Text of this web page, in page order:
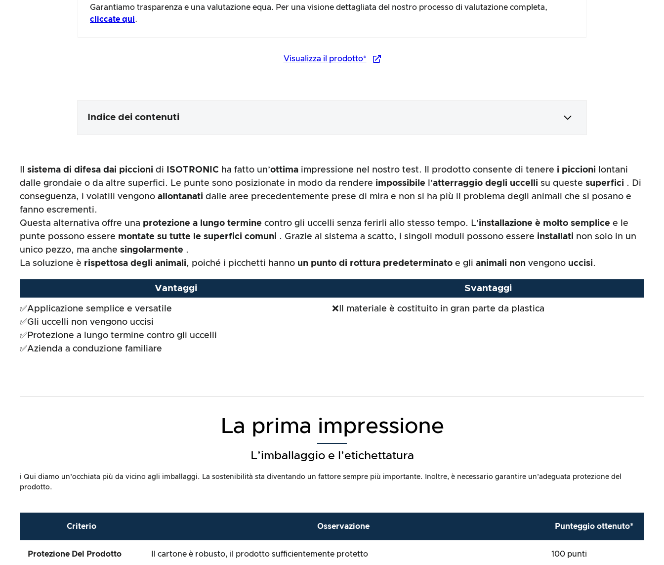
Garantiamo trasparenza e una valutazione equa. Per una visione dettagliata del nostro processo di valutazione completa,
cliccate qui.
Visualizza il prodotto*
Indice dei contenuti
Lavorazione e aspetto del prodotto
Rapporto prezzo/prestazioni
Risultato complessivo
sistema di difesa dai piccioni di ISOTRONIC ha fatto un’ottima impressione nel nostro test. Il prodotto consente di tenere i piccioni lontani
dalle grondaie o da altre superfici. Le punte sono posizionate in modo da rendere impossibile l’atterraggio degli uccelli su queste superfici . Di
conseguenza, i volatili vengono allontanati dalle aree precedentemente prese di mira e non si ha più il problema degli animali che si posano e
fanno escrementi.
Questa alternativa offre una protezione a lungo termine contro gli uccelli senza ferirli allo stesso tempo. L’installazione è molto semplice e le
punte possono essere montate su tutte le superfici comuni . Grazie al sistema a scatto, i singoli moduli possono essere installati non solo in un
unico pezzo, ma anche singolarmente .
La soluzione è rispettosa degli animali, poiché i picchetti hanno un punto di rottura predeterminato e gli animali non vengono uccisi.
Vantaggi
✅Applicazione semplice e versatile
✅Gli uccelli non vengono uccisi
✅Protezione a lungo termine contro gli uccelli
✅Azienda a conduzione familiare
Svantaggi
❌Il materiale è costituito in gran parte da plastica
La prima impressione
L’imballaggio e l’etichettatura
ℹ️ Qui diamo un’occhiata più da vicino agli imballaggi. La sostenibilità sta diventando un fattore sempre più importante. Inoltre, è necessario garantire un’adeguata protezione del
prodotto.
Criterio Osservazione Punteggio ottenuto*
Protezione Del Prodotto Il cartone è robusto, il prodotto sufficientemente protetto 100 punti